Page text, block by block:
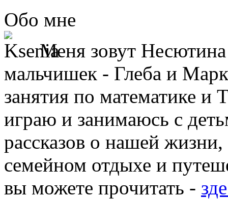
Обо мне
Меня зовут
мальчишек - Глеба и
занятия по математике
играю и занимаюсь с
рассказов о нашей
семейном отдыхе и
вы можете прочитать -